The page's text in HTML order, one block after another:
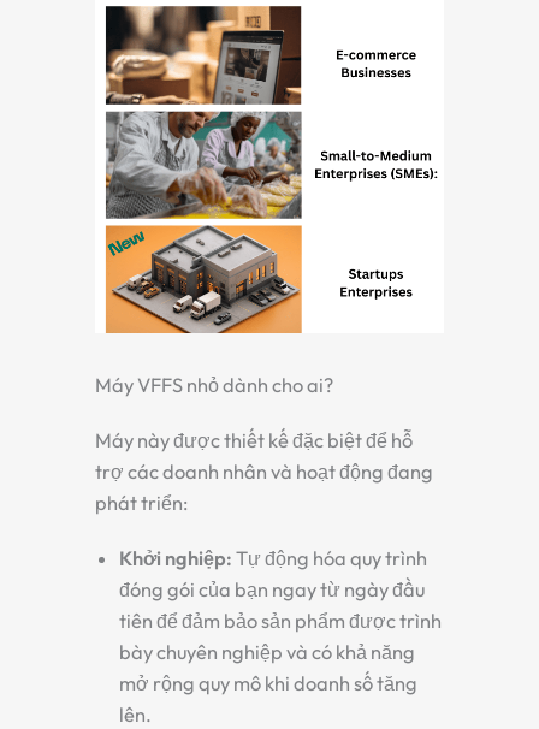
Máy VFFS nhỏ dành cho ai?
Máy này được thiết kế đặc biệt để hỗ
trợ các doanh nhân và hoạt động đang
phát triển:
Khởi nghiệp: Tự động hóa quy trình
đóng gói của bạn ngay từ ngày đầu
tiên để đảm bảo sản phẩm được trình
bày chuyên nghiệp và có khả năng
mở rộng quy mô khi doanh số tăng
lên.